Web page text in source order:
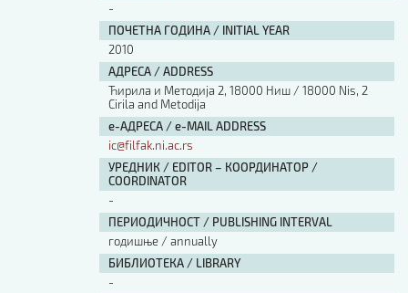
-
ПОЧЕТНА ГОДИНА / INITIAL YEAR
2010
АДРЕСА / ADDRESS
Ћирила и Методија 2, 18000 Ниш / 18000 Nis, 2
Cirila and Metodija
е-АДРЕСА / e-MAIL ADDRESS
ic@filfak.ni.ac.rs
УРЕДНИК / EDITOR – КООРДИНАТОР /
COORDINATOR
-
ПЕРИОДИЧНОСТ / PUBLISHING INTERVAL
годишње / annually
БИБЛИОТЕКА / LIBRARY
-